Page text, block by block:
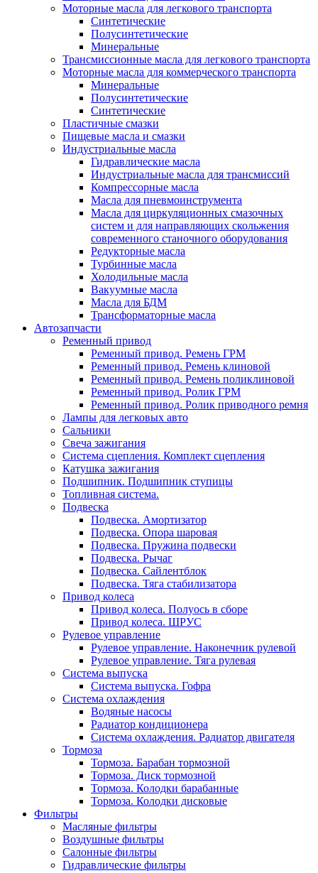
Моторные масла для легкового транспорта
Синтетические
Полусинтетические
Минеральные
Трансмиссионные масла для легкового транспорта
Моторные масла для коммерческого транспорта
Минеральные
Полусинтетические
Синтетические
Пластичные смазки
Пищевые масла и смазки
Индустриальные масла
Гидравлические масла
Индустриальные масла для трансмиссий
Компрессорные масла
Масла для пневмоинструмента
Масла для циркуляционных смазочных
систем и для направляющих скольжения
современного станочного оборудования
Редукторные масла
Турбинные масла
Холодильные масла
Вакуумные масла
Масла для БДМ
Трансформаторные масла
Автозапчасти
Ременный привод
Ременный привод. Ремень ГРМ
Ременный привод. Ремень клиновой
Ременный привод. Ремень поликлиновой
Ременный привод. Ролик ГРМ
Ременный привод. Ролик приводного ремня
Лампы для легковых авто
Сальники
Свеча зажигания
Система сцепления. Комплект сцепления
Катушка зажигания
Подшипник. Подшипник ступицы
Топливная система.
Подвеска
Подвеска. Амортизатор
Подвеска. Опора шаровая
Подвеска. Пружина подвески
Подвеска. Рычаг
Подвеска. Сайлентблок
Подвеска. Тяга стабилизатора
Привод колеса
Привод колеса. Полуось в сборе
Привод колеса. ШРУС
Рулевое управление
Рулевое управление. Наконечник рулевой
Рулевое управление. Тяга рулевая
Система выпуска
Система выпуска. Гофра
Система охлаждения
Водяные насосы
Радиатор кондиционера
Система охлаждения. Радиатор двигателя
Тормоза
Тормоза. Барабан тормозной
Тормоза. Диск тормозной
Тормоза. Колодки барабанные
Тормоза. Колодки дисковые
Фильтры
Масляные фильтры
Воздушные фильтры
Салонные фильтры
Гидравлические фильтры